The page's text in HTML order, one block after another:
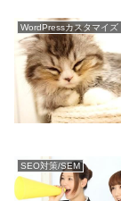
WordPressカスタマイズ
SEO対策/SEM